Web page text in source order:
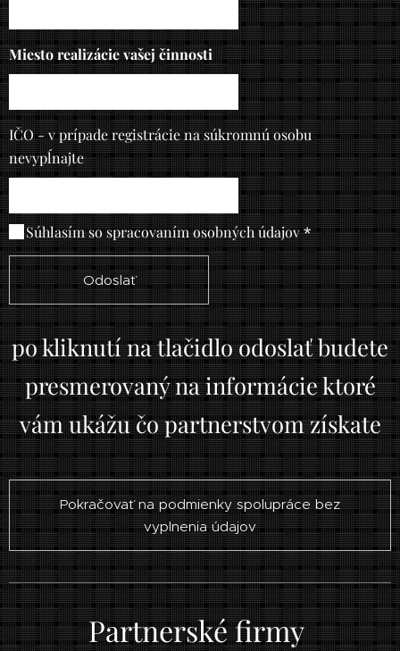
Miesto realizácie vašej činnosti
IČO - v prípade registrácie na súkromnú osobu
nevypĺnajte
Súhlasím so spracovaním osobných údajov
Odoslať
po kliknutí na tlačidlo odoslať budete
presmerovaný na informácie ktoré
vám ukážu čo partnerstvom získate
Pokračovať na podmienky spolupráce bez
vyplnenia údajov
Partnerské firmy